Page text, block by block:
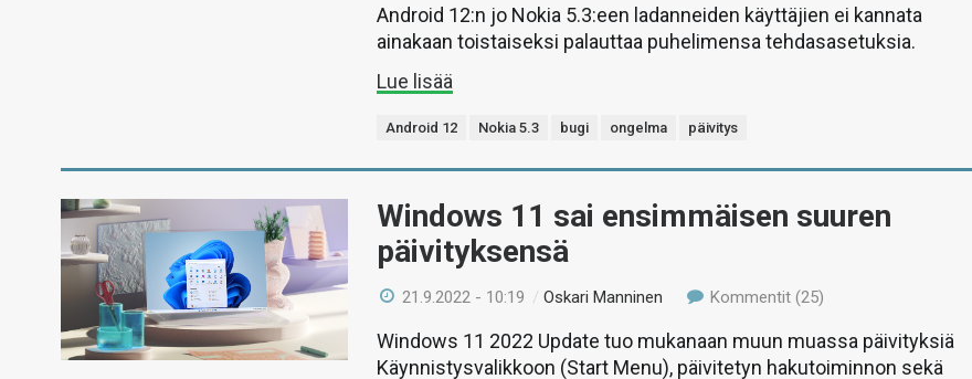
Android 12:n jo Nokia 5.3:een ladanneiden käyttäjien ei kannata
ainakaan toistaiseksi palauttaa puhelimensa tehdasasetuksia.
Lue lisää
Android 12 Nokia 5.3 bugi ongelma päivitys
Windows 11 sai ensimmäisen suuren
päivityksensä
21.9.2022 - 10:19 /Oskari Manninen Kommentit (25)
Windows 11 2022 Update tuo mukanaan muun muassa päivityksiä
Käynnistysvalikkoon (Start Menu), päivitetyn hakutoiminnon sekä